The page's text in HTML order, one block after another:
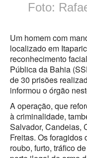
Foto:
Um homem com
localizado em
reconhecimento
Pública da Bahia
de 30 prisões
informou o órgão
A operação, que
à criminalidade,
Salvador, Candeias,
Freitas. Os foragidos
roubo, furto, tráfico